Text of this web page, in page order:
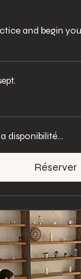
and begin
disponibilité...
Réserver